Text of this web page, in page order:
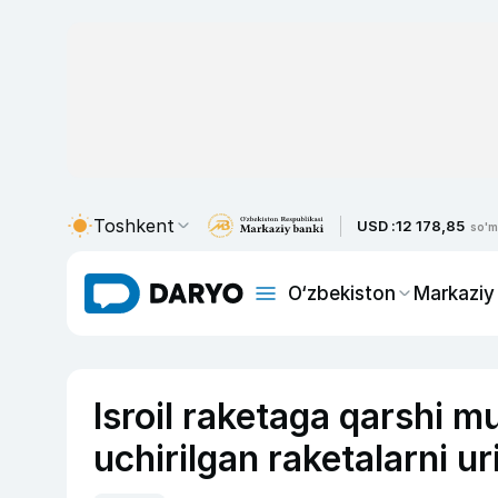
Toshkent USD :12 178,85 so'm
O‘zbekiston
Isroil raketaga qarshi
uchirilgan raketalarni